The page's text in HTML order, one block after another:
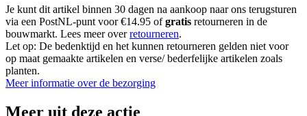
Je kunt dit artikel binnen 30 dagen na aankoop naar ons terugsturen
via een PostNL-punt voor €14.95 ofgratis retourneren in de
bouwmarkt. Lees meer overretourneren.
Let op: De bedenktijd en het kunnen retourneren gelden niet voor
op maat gemaakte artikelen en verse/ bederfelijke artikelen zoals
planten.
Meer informatie over de bezorging
Meer uit deze actie